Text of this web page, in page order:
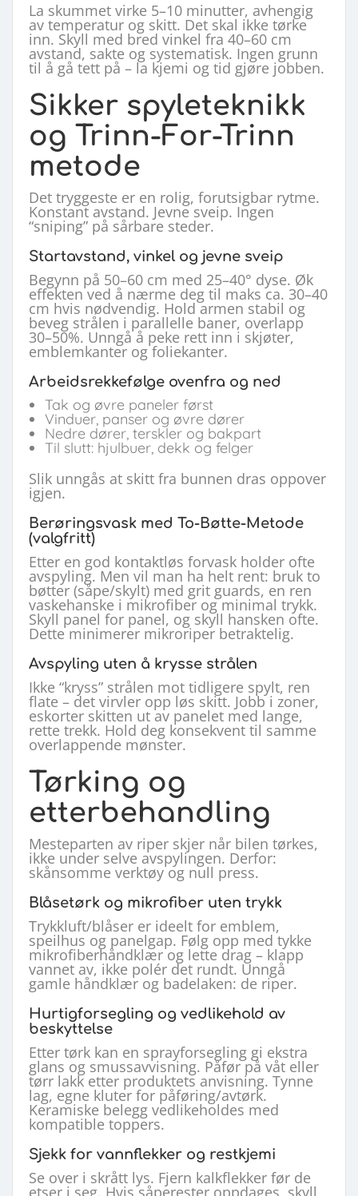
La skummet virke 5–10 minutter, avhengig
av temperatur og skitt. Det skal ikke tørke
inn. Skyll med bred vinkel fra 40–60 cm
avstand, sakte og systematisk. Ingen grunn
til å gå tett på – la kjemi og tid gjøre jobben.
Sikker spyleteknikk
og Trinn-For-Trinn
metode
Det tryggeste er en rolig, forutsigbar rytme.
Konstant avstand. Jevne sveip. Ingen
“sniping” på sårbare steder.
Startavstand, vinkel og jevne sveip
Begynn på 50–60 cm med 25–40° dyse. Øk
effekten ved å nærme deg til maks ca. 30–40
cm hvis nødvendig. Hold armen stabil og
beveg strålen i parallelle baner, overlapp
30–50%. Unngå å peke rett inn i skjøter,
emblemkanter og foliekanter.
Arbeidsrekkefølge ovenfra og ned
Tak og øvre paneler først
Vinduer, panser og øvre dører
Nedre dører, terskler og bakpart
Til slutt: hjulbuer, dekk og felger
Slik unngås at skitt fra bunnen dras oppover
igjen.
Berøringsvask med To-Bøtte-Metode
(valgfritt)
Etter en god kontaktløs forvask holder ofte
avspyling. Men vil man ha helt rent: bruk to
bøtter (såpe/skylt) med grit guards, en ren
vaskehanske i mikrofiber og minimal trykk.
Skyll panel for panel, og skyll hansken ofte.
Dette minimerer mikroriper betraktelig.
Avspyling uten å krysse strålen
Ikke “kryss” strålen mot tidligere spylt, ren
flate – det virvler opp løs skitt. Jobb i zoner,
eskorter skitten ut av panelet med lange,
rette trekk. Hold deg konsekvent til samme
overlappende mønster.
Tørking og
etterbehandling
Mesteparten av riper skjer når bilen tørkes,
ikke under selve avspylingen. Derfor:
skånsomme verktøy og null press.
Blåsetørk og mikrofiber uten trykk
Trykkluft/blåser er ideelt for emblem,
speilhus og panelgap. Følg opp med tykke
mikrofiberhåndklær og lette drag – klapp
vannet av, ikke polér det rundt. Unngå
gamle håndklær og badelaken: de riper.
Hurtigforsegling og vedlikehold av
beskyttelse
Etter tørk kan en sprayforsegling gi ekstra
glans og smussavvisning. Påfør på våt eller
tørr lakk etter produktets anvisning. Tynne
lag, egne kluter for påføring/avtørk.
Keramiske belegg vedlikeholdes med
kompatible toppers.
Sjekk for vannflekker og restkjemi
Se over i skrått lys. Fjern kalkflekker før de
etser i seg. Hvis såperester oppdages, skyll